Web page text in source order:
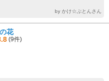
by かけ☆ぶとんさん
花
(9件)